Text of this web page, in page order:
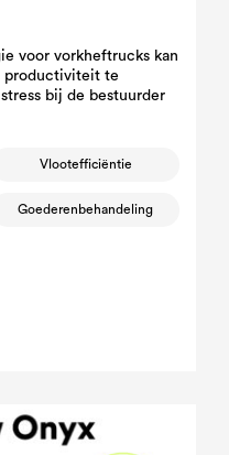
voor vorkheftrucks kan
productiviteit te
bij de bestuurder
Vlootefficiëntie
Goederenbehandeling